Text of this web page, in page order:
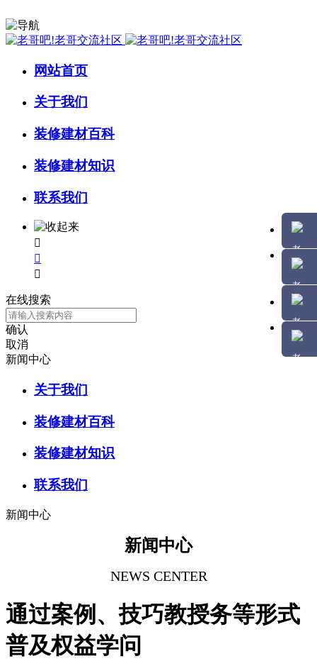
网站首页
关于我们
装修建材百科
装修建材知识
联系我们



在线搜索
确认
取消
新闻中心
关于我们
装修建材百科
装修建材知识
联系我们
新闻中心
新闻中心
NEWS CENTER
通过案例、技巧教授务等形式
普及权益学问